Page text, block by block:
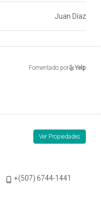
Juan Díaz
Fomentado por Yelp
Ver Propiedades
+(507) 6744-1441